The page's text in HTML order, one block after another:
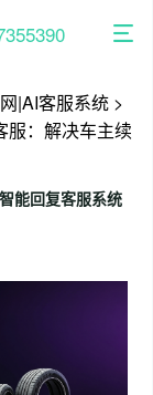
|AI客服系统 >
服：解决车主续
能回复客服系统